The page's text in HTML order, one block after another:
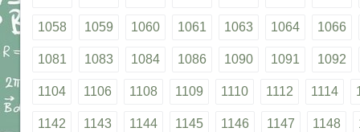
1058 1059 1060 1061 1063 1064 1066
1081 1083 1084 1086 1090 1091 1092
1104 1106 1108 1109 1110 1112 1114
1142 1143 1144 1145 1146 1147 1148